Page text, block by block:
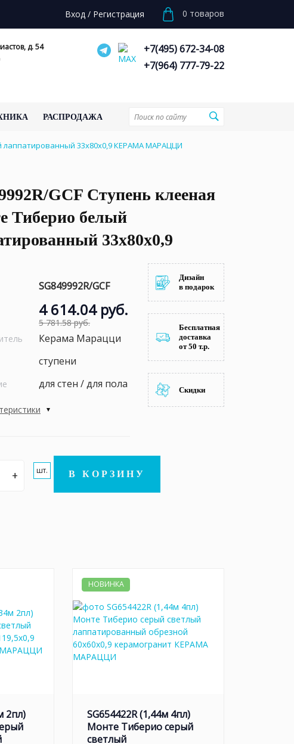
Вход / Регистрация 0 товаров
д. 54
+7(495) 672-34-08
+7(964) 777-79-22
РАСПРОДАЖА
лаппатированный 33x80x0,9 КЕРАМА МАРАЦЦИ
GCF Ступень клееная
Тиберио белый
33x80x0,9
SG849992R/GCF
4 614.04 руб.
5 781.58 руб.
Керама Марацци
ступени
для стен / для пола
+ шт. В КОРЗИНУ
Дизайн
в подарок
Бесплатная
доставка
от 50 т.р.
Скидки
2пл)
НОВИНКА
SG654422R (1,44м 4пл)
Монте Тиберио серый
светлый